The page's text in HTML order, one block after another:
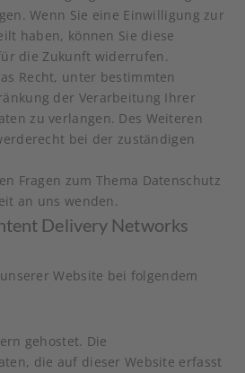
Wenn Sie eine Einwilligung zur
haben, können Sie diese
die Zukunft widerrufen.
Recht, unter bestimmten
der Verarbeitung Ihrer
zu verlangen. Des Weiteren
bei der zuständigen
Fragen zum Thema Datenschutz
an uns wenden.
Delivery Networks
Website bei folgendem
gehostet. Die
die auf dieser Website erfasst